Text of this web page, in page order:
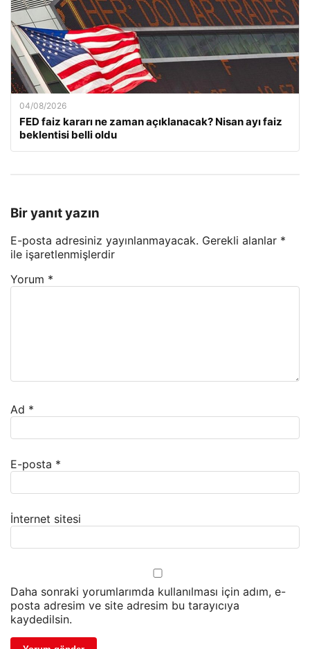
04/08/2026
FED faiz kararı ne zaman açıklanacak? Nisan ayı faiz
beklentisi belli oldu
Bir yanıt yazın
E-posta adresiniz yayınlanmayacak. Gerekli alanlar *
ile işaretlenmişlerdir
Yorum *
Ad *
E-posta *
İnternet sitesi
Daha sonraki yorumlarımda kullanılması için adım, e-
posta adresim ve site adresim bu tarayıcıya
kaydedilsin.